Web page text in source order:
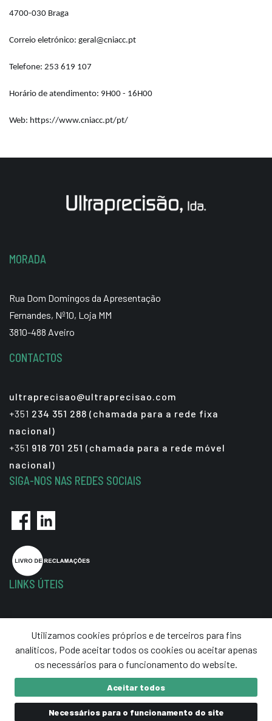
4700-030 Braga
Correio eletrónico: geral@cniacc.pt
Telefone: 253 619 107
Horário de atendimento: 9H00 - 16H00
Web: https://www.cniacc.pt/pt/
MORADA
Rua Dom Domingos da Apresentação
Fernandes, Nº10, Loja MM
3810-488 Aveiro
CONTACTOS
ultraprecisao@ultraprecisao.com
+351 234 351 288 (chamada para a rede fixa
nacional)
+351 918 701 251 (chamada para a rede móvel
nacional)
SIGA-NOS NAS REDES SOCIAIS
LINKS ÚTEIS
Termos e Condições
Resolução de Litígios
Utilizamos cookies próprios e de terceiros para fins
analíticos, Pode aceitar todos os cookies ou aceitar apenas
os necessários para o funcionamento do website.
Aceitar todos
Necessários para o funcionamento do site